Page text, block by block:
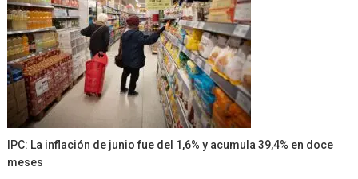
IPC: La inflación de junio fue del 1,6% y acumula 39,4% en doce
meses